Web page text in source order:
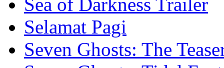
Sea of Darkness Trailer
Selamat Pagi
Seven Ghosts: The